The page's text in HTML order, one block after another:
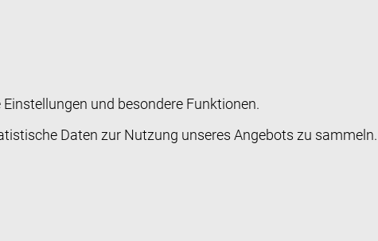
und besondere Funktionen.
Daten zur Nutzung unseres Angebots zu